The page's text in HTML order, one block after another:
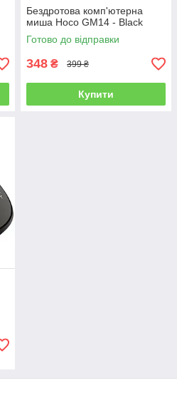
Бездротова комп'ютерна
миша Hoco GM14 - Black
Готово до відправки
348 ₴ 399 ₴
Купити